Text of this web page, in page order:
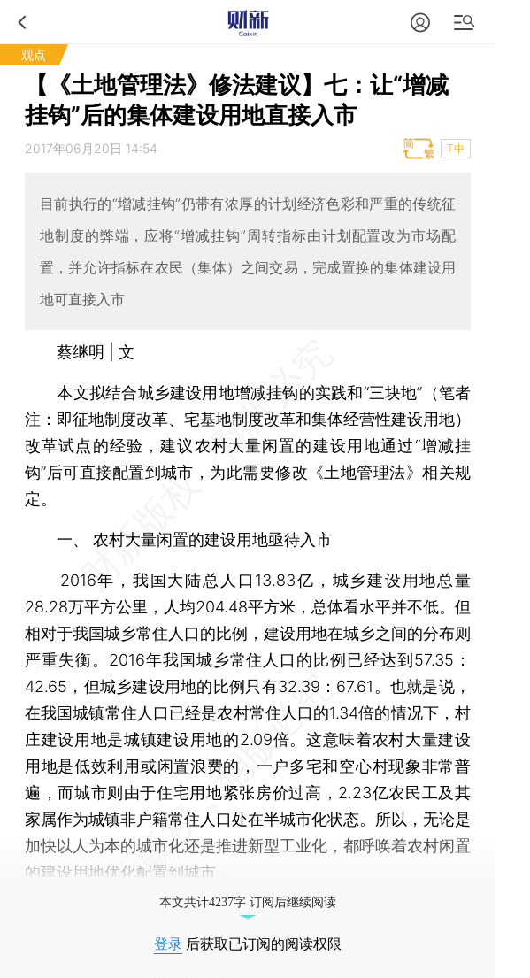
观点
【《土地管理法》修法建议】七：让“增减
挂钩”后的集体建设用地直接入市
2017年06月20日 14:54 T中
目前执行的“增减挂钩”仍带有浓厚的计划经济色彩和严重的传统征
地制度的弊端，应将“增减挂钩”周转指标由计划配置改为市场配
置，并允许指标在农民（集体）之间交易，完成置换的集体建设用
地可直接入市
蔡继明 | 文
本文拟结合城乡建设用地增减挂钩的实践和“三块地”（笔者
注：即征地制度改革、宅基地制度改革和集体经营性建设用地）
改革试点的经验，建议农村大量闲置的建设用地通过“增减挂
钩”后可直接配置到城市，为此需要修改《土地管理法》相关规
定。
一、 农村大量闲置的建设用地亟待入市
2016年，我国大陆总人口13.83亿，城乡建设用地总量
28.28万平方公里，人均204.48平方米，总体看水平并不低。但
相对于我国城乡常住人口的比例，建设用地在城乡之间的分布则
严重失衡。2016年我国城乡常住人口的比例已经达到57.35：
42.65，但城乡建设用地的比例只有32.39：67.61。也就是说，
在我国城镇常住人口已经是农村常住人口的1.34倍的情况下，村
庄建设用地是城镇建设用地的2.09倍。这意味着农村大量建设
用地是低效利用或闲置浪费的，一户多宅和空心村现象非常普
遍，而城市则由于住宅用地紧张房价过高，2.23亿农民工及其
家属作为城镇非户籍常住人口处在半城市化状态。所以，无论是
加快以人为本的城市化还是推进新型工业化，都呼唤着农村闲置
的建设用地优化配置到城市。
本文共计4237字 订阅后继续阅读
登录 后获取已订阅的阅读权限